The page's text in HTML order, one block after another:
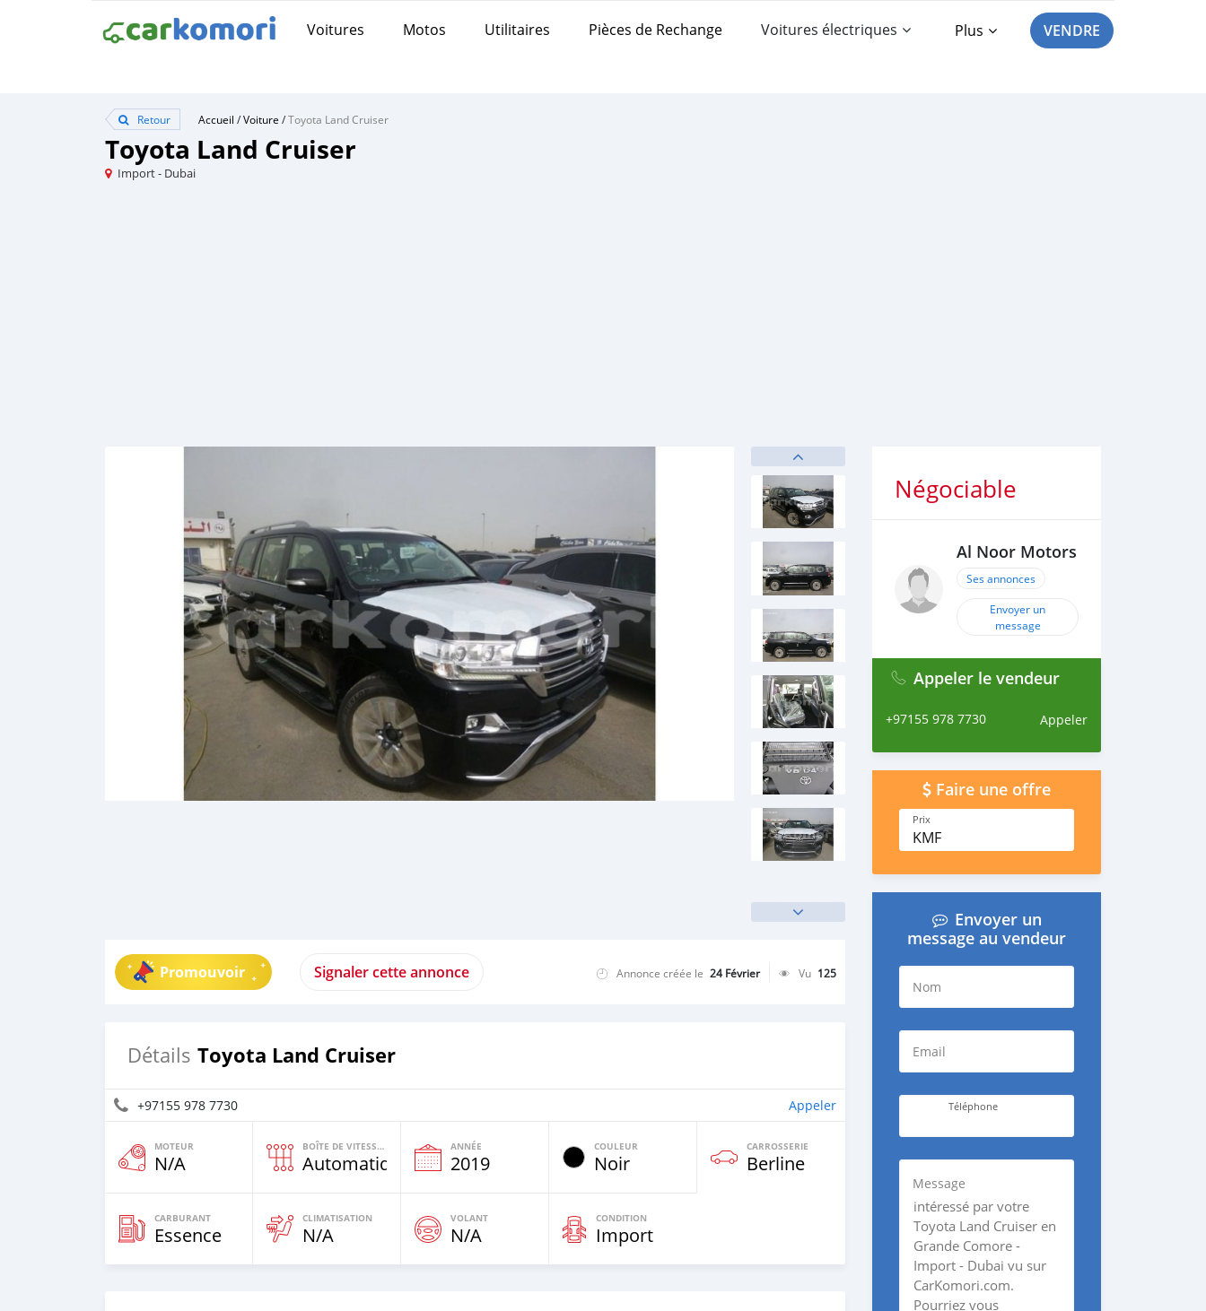
Voitures Motos Utilitaires Pièces de Rechange Voitures électriques Plus VENDRE
Retour Accueil /Voiture /Toyota Land Cruiser
Toyota Land Cruiser
Import - Dubai
Promouvoir Signaler cette annonce Annonce créée le 24 Février Vu 125
Détails Toyota Land Cruiser
+97155 978 7730 Appeler
MOTEUR
N/A
BOÎTE DE VITESSES
Automatique
ANNÉE
2019
COULEUR
Noir
CARROSSERIE
Berline
CARBURANT
Essence
CLIMATISATION
N/A
VOLANT
N/A
CONDITION
Import
Négociable
Al Noor Motors
Ses annonces
Envoyer un
message
Appeler le vendeur
+97155 978 7730 Appeler
Faire une offre
Prix
KMF
Envoyer un
message au vendeur
Nom
Email
Téléphone
Message